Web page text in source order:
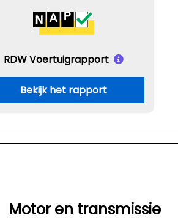
RDW Voertuigrapport
Bekijk het rapport
Motor en transmissie